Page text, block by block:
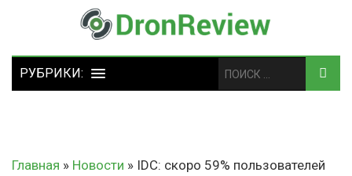
Главная » Новости » IDC: скоро 59% пользователей